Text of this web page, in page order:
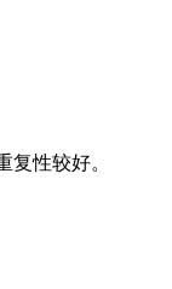
复性较好。